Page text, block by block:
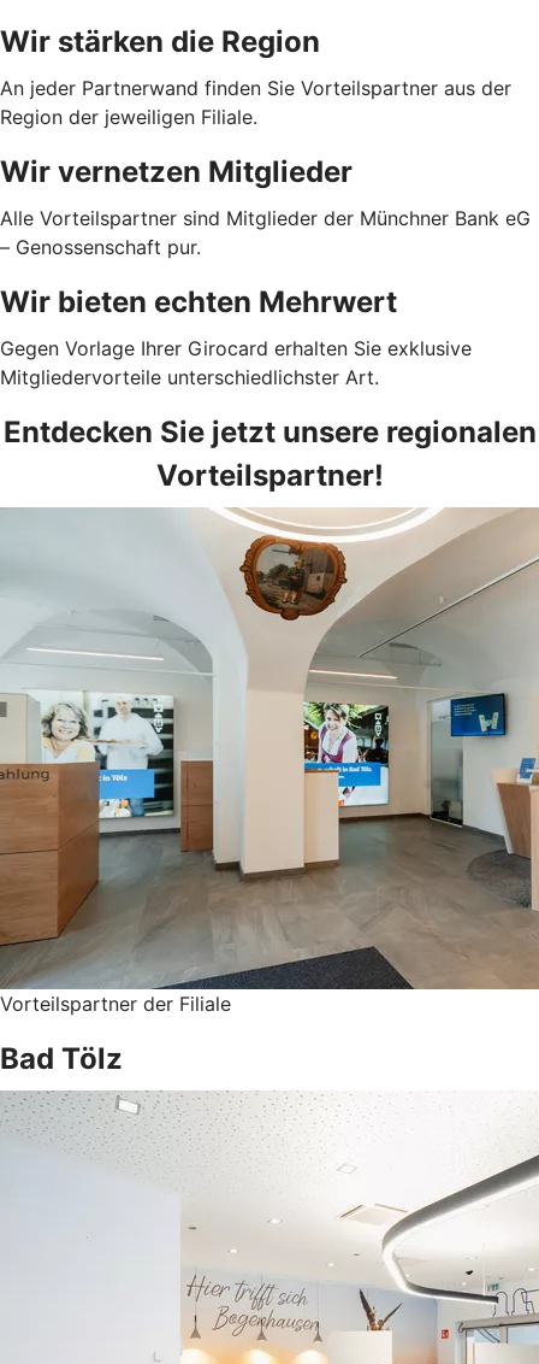
Wir stärken die Region
An jeder Partnerwand finden Sie Vorteilspartner aus der
Region der jeweiligen Filiale.
Wir vernetzen Mitglieder
Alle Vorteilspartner sind Mitglieder der Münchner Bank eG
– Genossenschaft pur.
Wir bieten echten Mehrwert
Gegen Vorlage Ihrer Girocard erhalten Sie exklusive
Mitgliedervorteile unterschiedlichster Art.
Entdecken Sie jetzt unsere regionalen
Vorteilspartner!
Vorteilspartner der Filiale
Bad Tölz